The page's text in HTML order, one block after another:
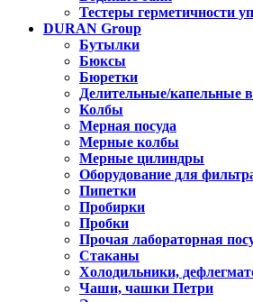
Тестеры герметичности
DURAN Group
Бутылки
Бюксы
Бюретки
Делительные/капельные
Колбы
Мерная посуда
Мерные колбы
Мерные цилиндры
Оборудование для
Пипетки
Пробирки
Пробки
Прочая лабораторная
Стаканы
Холодильники,
Чаши, чашки Петри